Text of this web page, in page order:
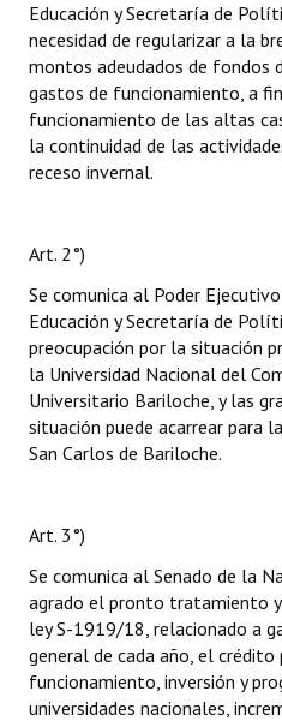
Educación y Secretaría de
necesidad de regularizar a la
montos adeudados de fondos
gastos de funcionamiento, a
funcionamiento de las altas
la continuidad de las
receso invernal.
Art. 2°)
Se comunica al Poder
Educación y Secretaría de
preocupación por la situación
la Universidad Nacional del
Universitario Bariloche, y las
situación puede acarrear para
San Carlos de Bariloche.
Art. 3°)
Se comunica al Senado de la
agrado el pronto tratamiento
ley S-1919/18, relacionado a
general de cada año, el
funcionamiento, inversión y
universidades nacionales,